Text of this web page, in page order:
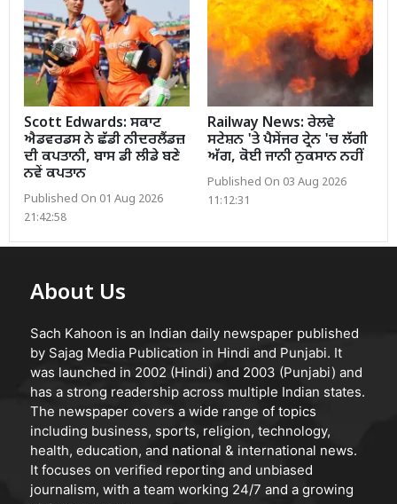
Scott Edwards: ਸਕਾਟ
ਐਡਵਰਡਸ ਨੇ ਛੱਡੀ ਨੀਦਰਲੈਂਡਜ਼
ਦੀ ਕਪਤਾਨੀ, ਬਾਸ ਡੀ ਲੀਡੇ ਬਣੇ
ਨਵੇਂ ਕਪਤਾਨ
Published On 01 Aug 2026
21:42:58
Railway News: ਰੇਲਵੇ
ਸਟੇਸ਼ਨ 'ਤੇ ਪੈਸੇਂਜਰ ਟ੍ਰੇਨ 'ਚ ਲੱਗੀ
ਅੱਗ, ਕੋਈ ਜਾਨੀ ਨੁਕਸਾਨ ਨਹੀਂ
Published On 03 Aug 2026
11:12:31
About Us
Sach Kahoon is an Indian daily newspaper published
by Sajag Media Publication in Hindi and Punjabi. It
was launched in 2002 (Hindi) and 2003 (Punjabi) and
has a strong readership across multiple Indian states.
The newspaper covers a wide range of topics
including business, sports, religion, technology,
health, education, and national & international news.
It focuses on verified reporting and unbiased
journalism, with a team working 24/7 and a growing